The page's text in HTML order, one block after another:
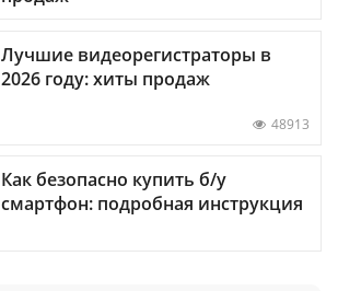
Лучшие видеорегистраторы в
2026 году: хиты продаж
48913
Как безопасно купить б/у
смартфон: подробная инструкция